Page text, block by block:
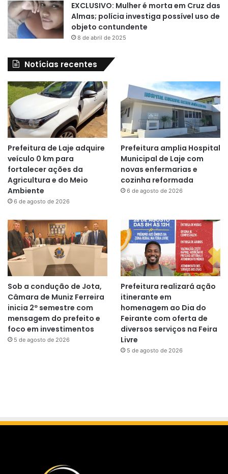
EXCLUSIVO: Mulher é morta em Cruz das
Almas; polícia investiga possível uso de
objeto contundente
8 de abril de 2025
Notícias recentes
Prefeitura de Laje adquire
veículo 0 km para
fortalecer ações da
Agricultura e do Meio
Ambiente
6 de agosto de 2026
Prefeitura amplia Hospital
Municipal de Laje com
novas enfermarias e
cozinha reformada
6 de agosto de 2026
Sob a condução de Jota,
Câmara de Muniz Ferreira
inicia 2º semestre com
mensagem do prefeito e
foco em investimentos
5 de agosto de 2026
Prefeitura realizará ação
itinerante em
homenagem ao Dia do
Feirante com oferta de
diversos serviços na Feira
Livre
5 de agosto de 2026